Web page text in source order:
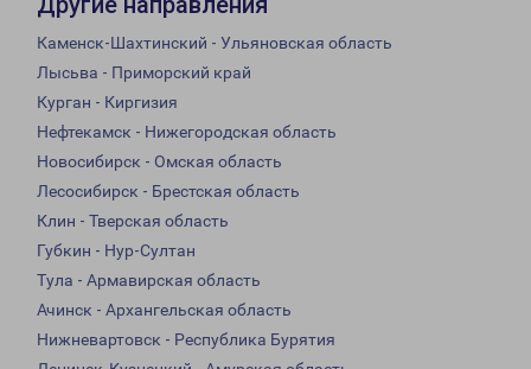
Каменск-Шахтинский - Ульяновская область
Лысьва - Приморский край
Курган - Киргизия
Нефтекамск - Нижегородская область
Новосибирск - Омская область
Лесосибирск - Брестская область
Клин - Тверская область
Губкин - Нур-Султан
Тула - Армавирская область
Ачинск - Архангельская область
Нижневартовск - Республика Бурятия